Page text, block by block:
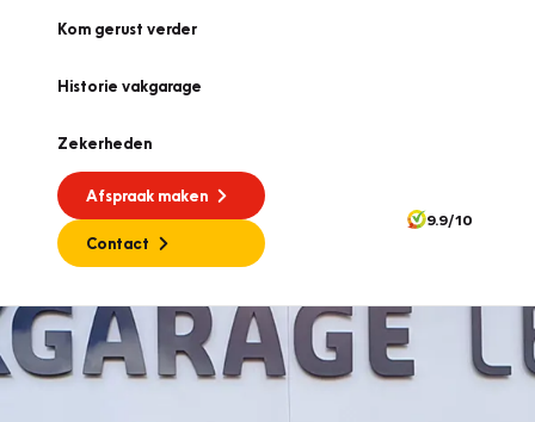
Kom gerust verder
Historie vakgarage
Zekerheden
Afspraak maken
Contact
9.9/10